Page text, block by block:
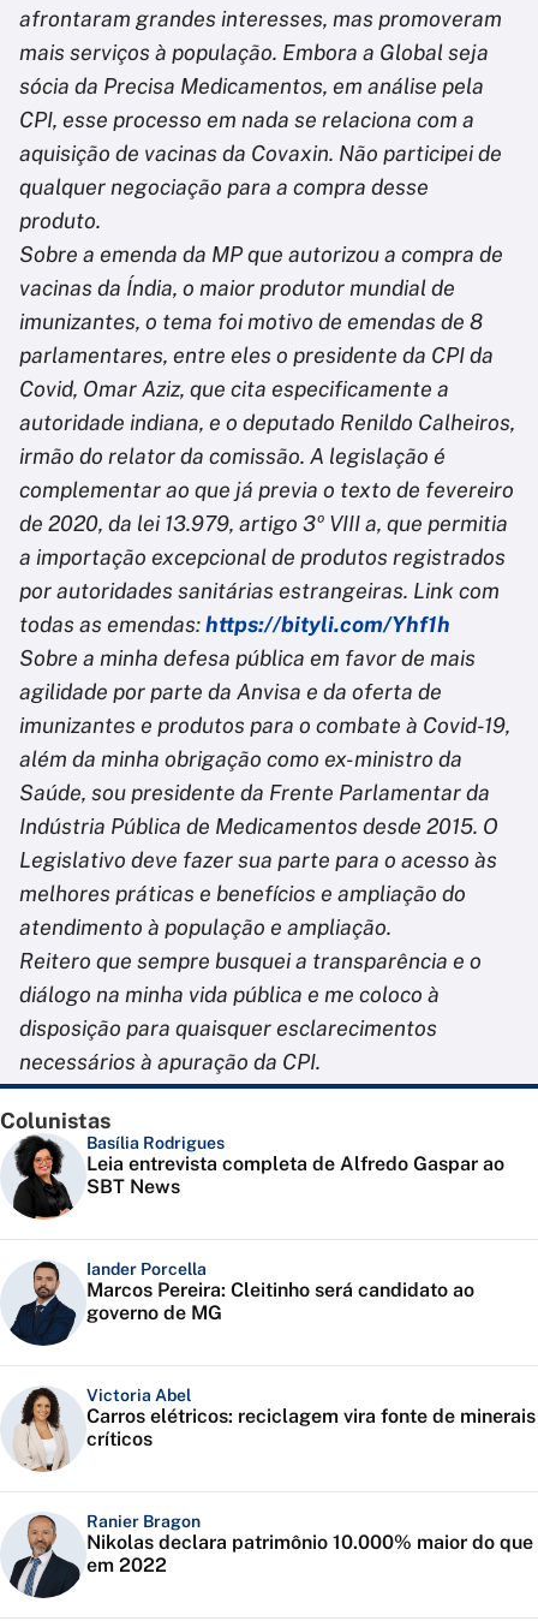
afrontaram grandes interesses, mas promoveram
mais serviços à população. Embora a Global seja
sócia da Precisa Medicamentos, em análise pela
CPI, esse processo em nada se relaciona com a
aquisição de vacinas da Covaxin. Não participei de
qualquer negociação para a compra desse
produto.
Sobre a emenda da MP que autorizou a compra de
vacinas da Índia, o maior produtor mundial de
imunizantes, o tema foi motivo de emendas de 8
parlamentares, entre eles o presidente da CPI da
Covid, Omar Aziz, que cita especificamente a
autoridade indiana, e o deputado Renildo Calheiros,
irmão do relator da comissão. A legislação é
complementar ao que já previa o texto de fevereiro
de 2020, da lei 13.979, artigo 3º VIII a, que permitia
a importação excepcional de produtos registrados
por autoridades sanitárias estrangeiras. Link com
todas as emendas:https://bityli.com/Yhf1h
Sobre a minha defesa pública em favor de mais
agilidade por parte da Anvisa e da oferta de
imunizantes e produtos para o combate à Covid-19,
além da minha obrigação como ex-ministro da
Saúde, sou presidente da Frente Parlamentar da
Indústria Pública de Medicamentos desde 2015. O
Legislativo deve fazer sua parte para o acesso às
melhores práticas e benefícios e ampliação do
atendimento à população e ampliação.
Reitero que sempre busquei a transparência e o
diálogo na minha vida pública e me coloco à
disposição para quaisquer esclarecimentos
necessários à apuração da CPI.
Colunistas
Basília Rodrigues
Leia entrevista completa de Alfredo Gaspar ao
SBT News
Iander Porcella
Marcos Pereira: Cleitinho será candidato ao
governo de MG
Victoria Abel
Carros elétricos: reciclagem vira fonte de minerais
críticos
Ranier Bragon
Nikolas declara patrimônio 10.000% maior do que
em 2022